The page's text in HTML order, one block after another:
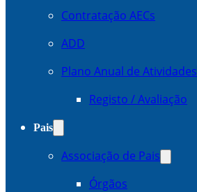
Contratação AECs
ADD
Plano Anual de Atividades
Registo / Avaliação
Pais
Associação de Pais
Órgãos